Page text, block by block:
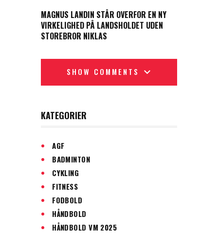
MAGNUS LANDIN STÅR OVERFOR EN NY
VIRKELIGHED PÅ LANDSHOLDET UDEN
STOREBROR NIKLAS
SHOW COMMENTS
KATEGORIER
AGF
BADMINTON
CYKLING
FITNESS
FODBOLD
HÅNDBOLD
HÅNDBOLD VM 2025